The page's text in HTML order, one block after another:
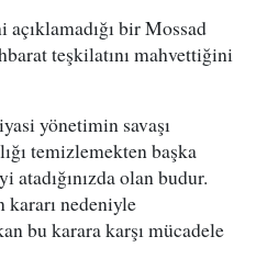
bir Mossad
teşkilatını mahvettiğini
yönetimin savaşı
temizlemekten başka
olan budur.
kararı nedeniyle
bu karara karşı mücadele